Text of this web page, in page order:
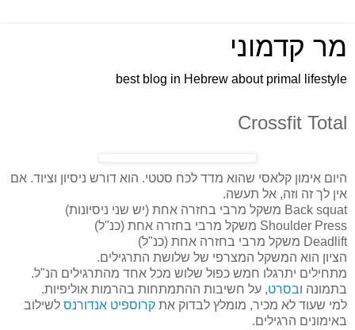
מר קדמוני
best blog in Hebrew about primal lifestyle
Crossfit Total
היום אימון קלאסי שהוא מדד לכח סטטי. הוא דורש ניסיון וציוד. אם
אין לך זה וזה, אל תעשה.
Back squat משקל מרבי בחזרה אחת (יש שני ניסיונות)
Shoulder Press משקל מרבי בחזרה אחת (כנ"ל)
Deadlift משקל מרבי בחזרה אחת (כנ"ל)
הציון הוא המשקל המצרפי של שלושת התרגילים.
מתחילים יתרגלו חמש כפול שלוש מכל אחד מהתרגילים הנ"ל.
בתמונה ובסרט, על חשיבות ההתמתחות בהרמות אוליפיות.
למי שעוד לא מכיר, מומלץ לבדוק את קרוספיט אנדורנס לשילוב
באימונים הרגילים.